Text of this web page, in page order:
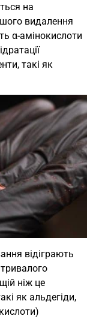
на
видалення
α-амінокислоти
такі як
відіграють
ніж це
як альдегіди,